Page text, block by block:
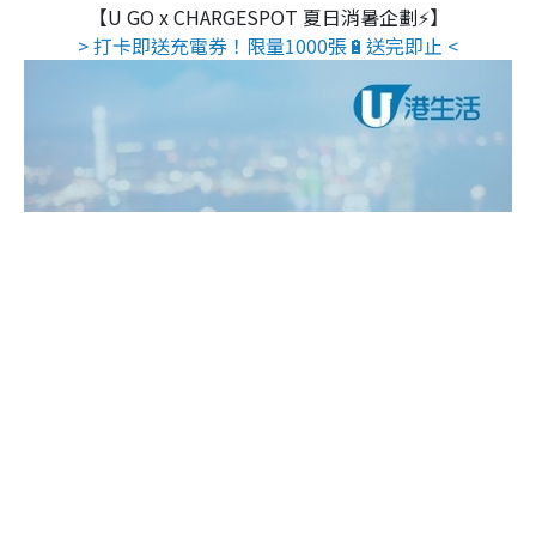
【U GO x CHARGESPOT 夏日消暑企劃⚡】
> 打卡即送充電券！限量1000張🔋送完即止 <